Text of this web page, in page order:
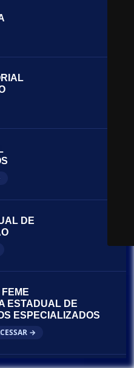
DE
FEME
ESTADUAL DE
ESPECIALIZADOS
→